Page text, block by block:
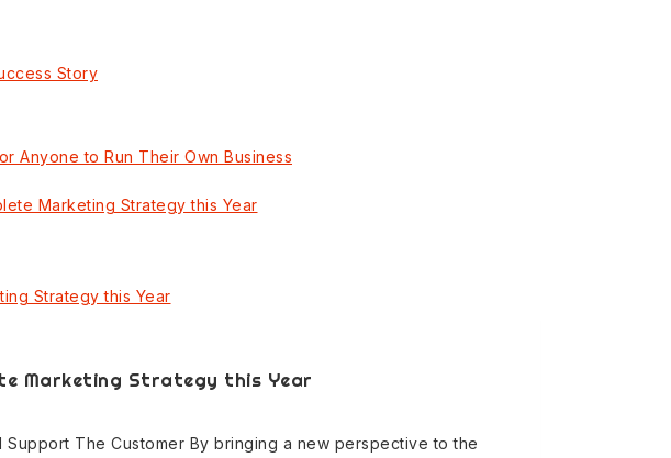
Story
Anyone to Run Their Own Business
Marketing Strategy this Year
Marketing Strategy this Year
The Customer By bringing a new perspective to the